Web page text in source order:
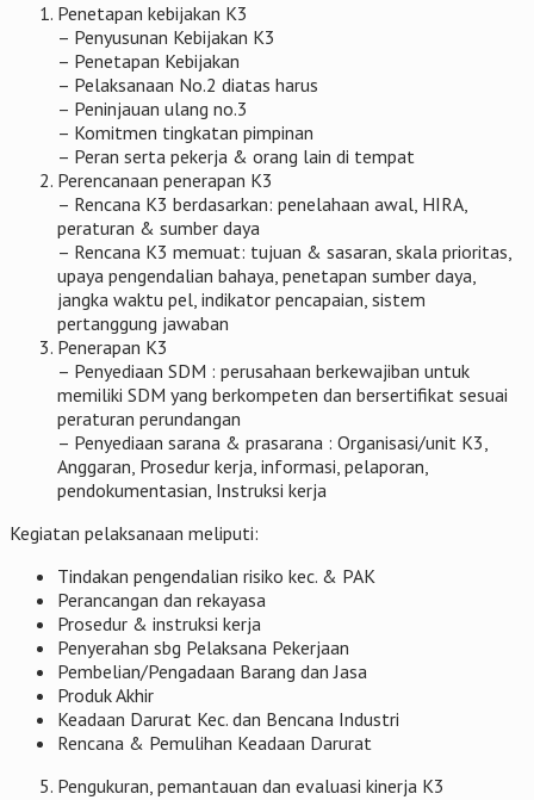
Penetapan kebijakan K3
– Penyusunan Kebijakan K3
– Penetapan Kebijakan
– Pelaksanaan No.2 diatas harus
– Peninjauan ulang no.3
– Komitmen tingkatan pimpinan
– Peran serta pekerja & orang lain di tempat
Perencanaan penerapan K3
– Rencana K3 berdasarkan: penelahaan awal, HIRA,
peraturan & sumber daya
– Rencana K3 memuat: tujuan & sasaran, skala prioritas,
upaya pengendalian bahaya, penetapan sumber daya,
jangka waktu pel, indikator pencapaian, sistem
pertanggung jawaban
Penerapan K3
– Penyediaan SDM : perusahaan berkewajiban untuk
memiliki SDM yang berkompeten dan bersertifikat sesuai
peraturan perundangan
– Penyediaan sarana & prasarana : Organisasi/unit K3,
Anggaran, Prosedur kerja, informasi, pelaporan,
pendokumentasian, Instruksi kerja
Kegiatan pelaksanaan meliputi:
Tindakan pengendalian risiko kec. & PAK
Perancangan dan rekayasa
Prosedur & instruksi kerja
Penyerahan sbg Pelaksana Pekerjaan
Pembelian/Pengadaan Barang dan Jasa
Produk Akhir
Keadaan Darurat Kec. dan Bencana Industri
Rencana & Pemulihan Keadaan Darurat
Pengukuran, pemantauan dan evaluasi kinerja K3